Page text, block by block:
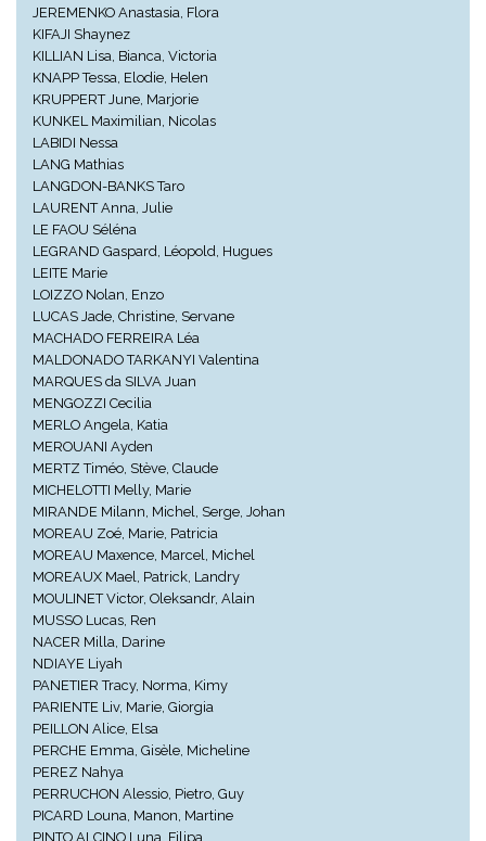
JEREMENKO Anastasia, Flora
KIFAJI Shaynez
KILLIAN Lisa, Bianca, Victoria
KNAPP Tessa, Elodie, Helen
KRUPPERT June, Marjorie
KUNKEL Maximilian, Nicolas
LABIDI Nessa
LANG Mathias
LANGDON-BANKS Taro
LAURENT Anna, Julie
LE FAOU Séléna
LEGRAND Gaspard, Léopold, Hugues
LEITE Marie
LOIZZO Nolan, Enzo
LUCAS Jade, Christine, Servane
MACHADO FERREIRA Léa
MALDONADO TARKANYI Valentina
MARQUES da SILVA Juan
MENGOZZI Cecilia
MERLO Angela, Katia
MEROUANI Ayden
MERTZ Timéo, Stève, Claude
MICHELOTTI Melly, Marie
MIRANDE Milann, Michel, Serge, Johan
MOREAU Zoé, Marie, Patricia
MOREAU Maxence, Marcel, Michel
MOREAUX Mael, Patrick, Landry
MOULINET Victor, Oleksandr, Alain
MUSSO Lucas, Ren
NACER Milla, Darine
NDIAYE Liyah
PANETIER Tracy, Norma, Kimy
PARIENTE Liv, Marie, Giorgia
PEILLON Alice, Elsa
PERCHE Emma, Gisèle, Micheline
PEREZ Nahya
PERRUCHON Alessio, Pietro, Guy
PICARD Louna, Manon, Martine
PINTO ALCINO Luna, Filipa